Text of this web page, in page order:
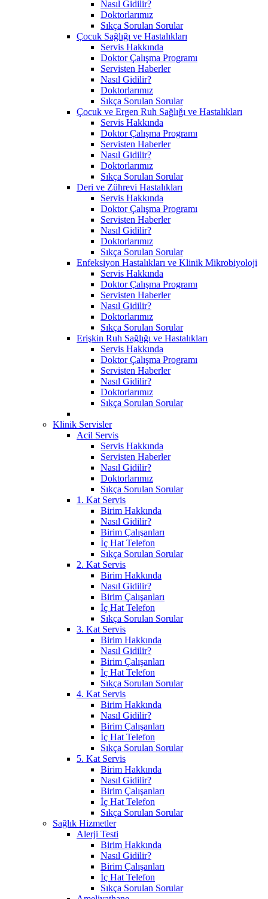
Nasıl Gidilir?
Doktorlarımız
Sıkça Sorulan Sorular
Çocuk Sağlığı ve Hastalıkları
Servis Hakkında
Doktor Çalışma Programı
Servisten Haberler
Nasıl Gidilir?
Doktorlarımız
Sıkça Sorulan Sorular
Çocuk ve Ergen Ruh Sağlığı ve Hastalıkları
Servis Hakkında
Doktor Çalışma Programı
Servisten Haberler
Nasıl Gidilir?
Doktorlarımız
Sıkça Sorulan Sorular
Deri ve Zührevi Hastalıkları
Servis Hakkında
Doktor Çalışma Programı
Servisten Haberler
Nasıl Gidilir?
Doktorlarımız
Sıkça Sorulan Sorular
Enfeksiyon Hastalıkları ve Klinik Mikrobiyoloji
Servis Hakkında
Doktor Çalışma Programı
Servisten Haberler
Nasıl Gidilir?
Doktorlarımız
Sıkça Sorulan Sorular
Erişkin Ruh Sağlığı ve Hastalıkları
Servis Hakkında
Doktor Çalışma Programı
Servisten Haberler
Nasıl Gidilir?
Doktorlarımız
Sıkça Sorulan Sorular
Klinik Servisler
Acil Servis
Servis Hakkında
Servisten Haberler
Nasıl Gidilir?
Doktorlarımız
Sıkça Sorulan Sorular
1. Kat Servis
Birim Hakkında
Nasıl Gidilir?
Birim Çalışanları
İç Hat Telefon
Sıkça Sorulan Sorular
2. Kat Servis
Birim Hakkında
Nasıl Gidilir?
Birim Çalışanları
İç Hat Telefon
Sıkça Sorulan Sorular
3. Kat Servis
Birim Hakkında
Nasıl Gidilir?
Birim Çalışanları
İç Hat Telefon
Sıkça Sorulan Sorular
4. Kat Servis
Birim Hakkında
Nasıl Gidilir?
Birim Çalışanları
İç Hat Telefon
Sıkça Sorulan Sorular
5. Kat Servis
Birim Hakkında
Nasıl Gidilir?
Birim Çalışanları
İç Hat Telefon
Sıkça Sorulan Sorular
Sağlık Hizmetler
Alerji Testi
Birim Hakkında
Nasıl Gidilir?
Birim Çalışanları
İç Hat Telefon
Sıkça Sorulan Sorular